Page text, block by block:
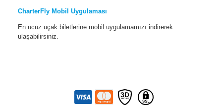
CharterFly Mobil Uygulaması
En ucuz uçak biletlerine mobil uygulamamızı indirerek
ulaşabilirsiniz.